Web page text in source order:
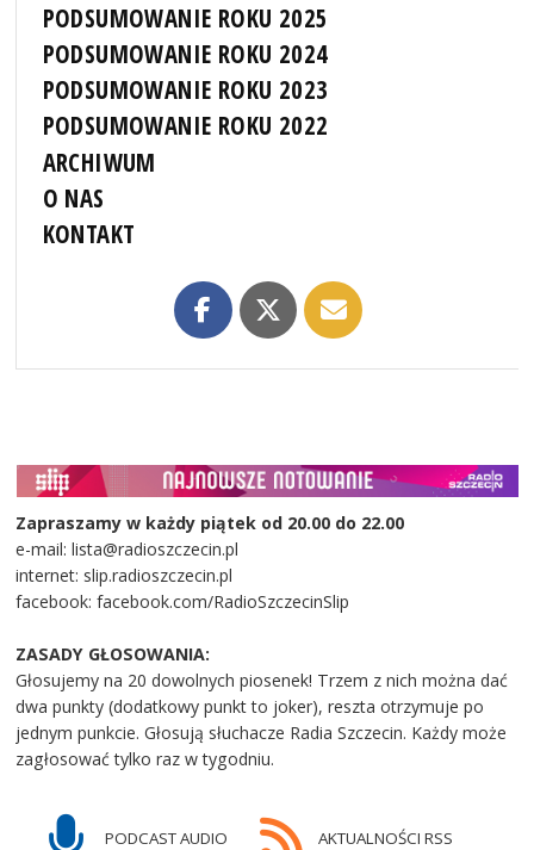
PODSUMOWANIE ROKU 2025
PODSUMOWANIE ROKU 2024
PODSUMOWANIE ROKU 2023
PODSUMOWANIE ROKU 2022
ARCHIWUM
O NAS
KONTAKT
Zapraszamy w każdy piątek od 20.00 do 22.00
e-mail: lista@radioszczecin.pl
internet: slip.radioszczecin.pl
facebook: facebook.com/RadioSzczecinSlip
ZASADY GŁOSOWANIA:
Głosujemy na 20 dowolnych piosenek! Trzem z nich można dać
dwa punkty (dodatkowy punkt to joker), reszta otrzymuje po
jednym punkcie. Głosują słuchacze Radia Szczecin. Każdy może
zagłosować tylko raz w tygodniu.
PODCAST AUDIO AKTUALNOŚCI RSS